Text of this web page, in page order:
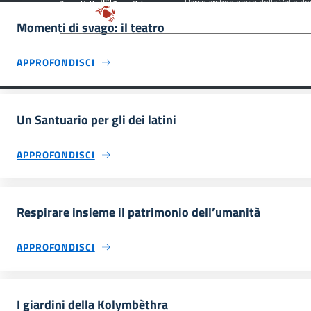
Momenti di svago: il teatro
APPROFONDISCI
Un Santuario per gli dei latini
APPROFONDISCI
Respirare insieme il patrimonio dell’umanità
APPROFONDISCI
I giardini della Kolymbèthra